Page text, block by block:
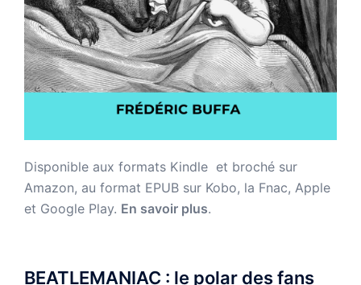
Disponible aux formats Kindle et broché sur
Amazon, au format EPUB sur Kobo, la Fnac, Apple
et Google Play. En savoir plus.
BEATLEMANIAC : le polar des fans